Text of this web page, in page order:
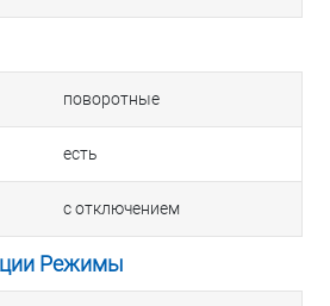
поворотные
есть
с отключением
Режимы